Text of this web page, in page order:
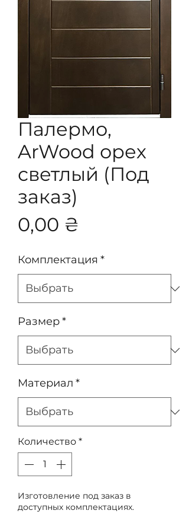
Палермо,
ArWood орех
светлый (Под
заказ)
0,00 ₴
Комплектация *
Размер*
Материал *
Количество *
Изготовление под заказ в
доступных комплектациях.